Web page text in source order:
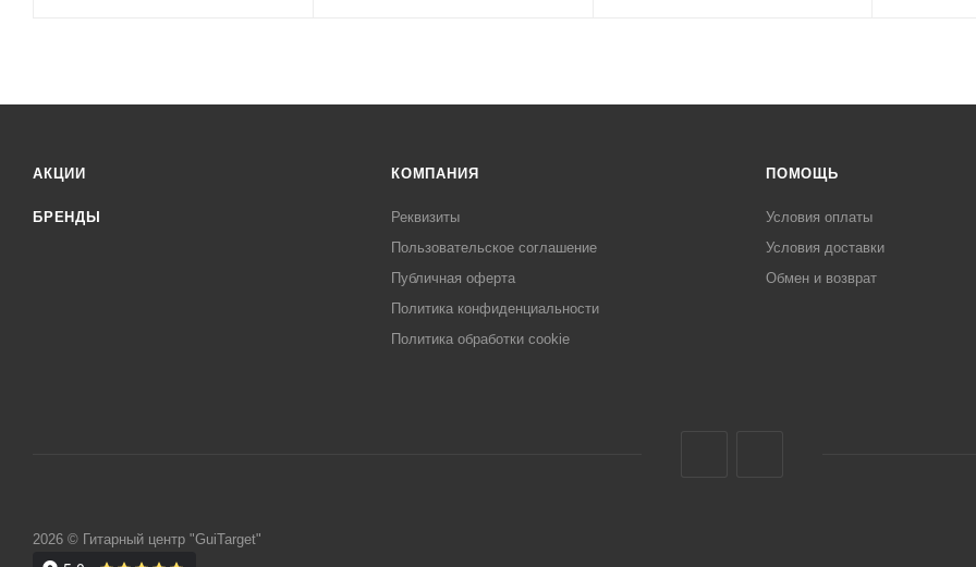
АКЦИИ
БРЕНДЫ
КОМПАНИЯ
Реквизиты
Пользовательское соглашение
Публичная оферта
Политика конфиденциальности
Политика обработки cookie
ПОМОЩЬ
Условия оплаты
Условия доставки
Обмен и возврат
2026 © Гитарный центр "GuiTarget"